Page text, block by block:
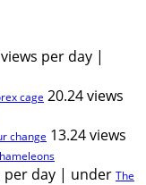
per day |
cage 20.24 views
change 13.24 views
per day | under The